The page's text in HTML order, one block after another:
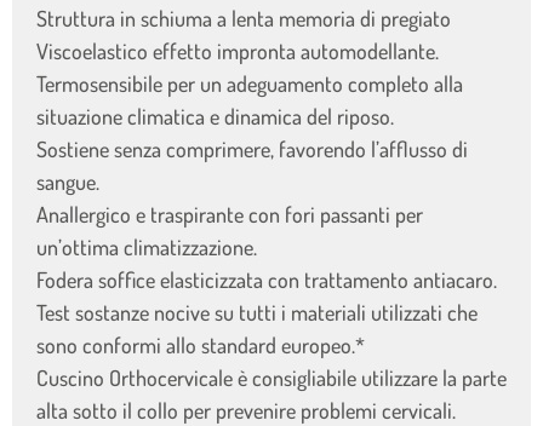
Struttura in schiuma a lenta memoria di pregiato
Viscoelastico effetto impronta automodellante.
Termosensibile per un adeguamento completo alla
situazione climatica e dinamica del riposo.
Sostiene senza comprimere, favorendo l’afflusso di
sangue.
Anallergico e traspirante con fori passanti per
un’ottima climatizzazione.
Fodera soffice elasticizzata con trattamento antiacaro.
Test sostanze nocive su tutti i materiali utilizzati che
sono conformi allo standard europeo.*
Cuscino Orthocervicale è consigliabile utilizzare la parte
alta sotto il collo per prevenire problemi cervicali.